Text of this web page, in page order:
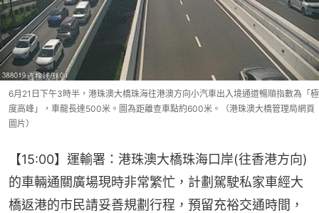
6月21日下午3時半，港珠澳大橋珠海往港澳方向小汽車出入境通道暢順指數為「極
度高峰」，車龍長達500米。圖為距離查車點約600米。（港珠澳大橋管理局網頁
圖片）
【15:00】運輸署：港珠澳大橋珠海口岸(往香港方向)
的車輛通關廣場現時非常繁忙，計劃駕駛私家車經大
橋返港的市民請妥善規劃行程，預留充裕交通時間，